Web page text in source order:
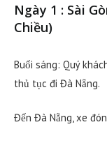
Ngày 1 : Sài
Chiều)
Buổi sáng: Quý
thủ tục đi Đà Nẵng.
Đến Đà Nẵng, xe